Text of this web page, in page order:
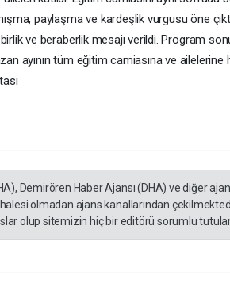
paylaşma ve kardeşlik vurgusu öne
ve beraberlik mesajı verildi. Program
ayının tüm eğitim camiasına ve ailelerine
Demirören Haber Ajansı (DHA) ve diğer
olmadan ajans kanallarından
olup sitemizin hiç bir editörü sorumlu